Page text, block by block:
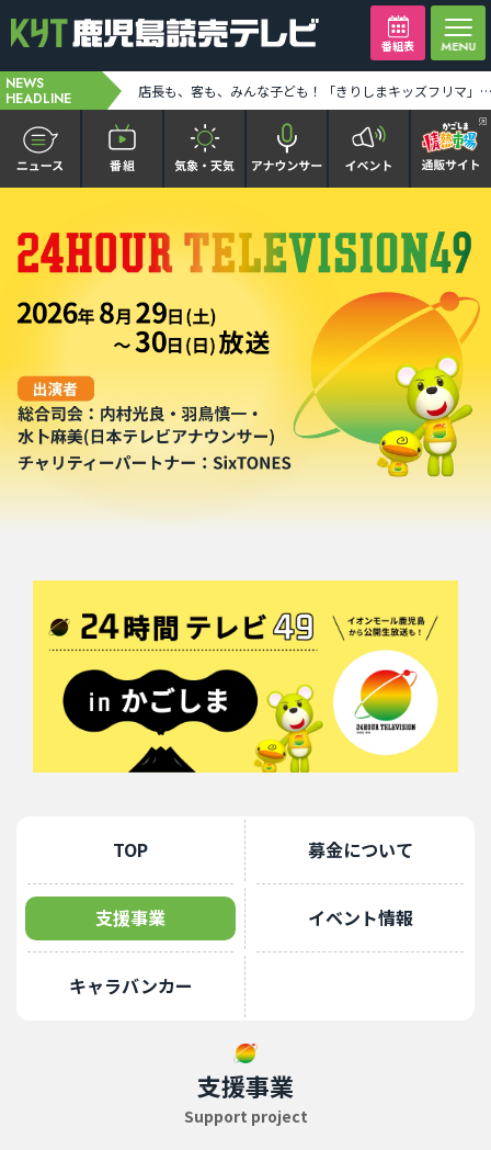
番組表
NEWS
HEADLINE 24時間テレビキャラバンカー大隅地区 テーマは「わたしの家族の話～あなたは誰を想う？～」 [2026-08-06 19:39:00] 店長も、客も、みんな子ども！「きりしまキッズフリマ」に出店した姉妹に密着 [2026-08-06 19:41:00]
KYT news every かごしま
かごしまソロ活
It推しTV
番組表を見る
支援事業
Support project
TOP 募金について
支援事業 イベント情報
キャラバンカー